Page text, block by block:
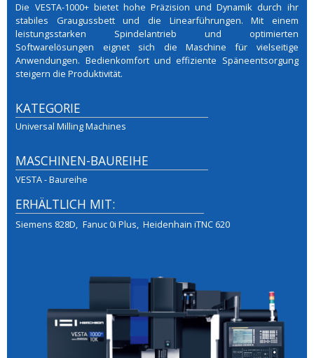
Die VESTA-1000+ bietet hohe Präzision und Dynamik durch ihr
stabiles Graugussbett und die Linearführungen. Mit einem
leistungsstarken Spindelantrieb und optimierten
Softwarelösungen eignet sich die Maschine für vielseitige
Anwendungen. Bedienkomfort und effiziente Späneentsorgung
steigern die Produktivität.
KATEGORIE
Universal Milling Machines
MASCHINEN-BAUREIHE
VESTA - Baureihe
ERHÄLTLICH MIT:
Siemens 828D Fanuc 0i Plus Heidenhain iTNC 620